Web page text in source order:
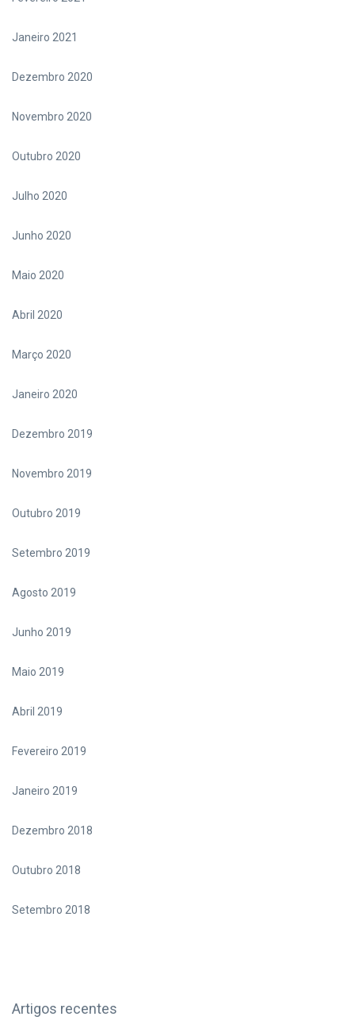
Janeiro 2021
Dezembro 2020
Novembro 2020
Outubro 2020
Julho 2020
Junho 2020
Maio 2020
Abril 2020
Março 2020
Janeiro 2020
Dezembro 2019
Novembro 2019
Outubro 2019
Setembro 2019
Agosto 2019
Junho 2019
Maio 2019
Abril 2019
Fevereiro 2019
Janeiro 2019
Dezembro 2018
Outubro 2018
Setembro 2018
Artigos recentes